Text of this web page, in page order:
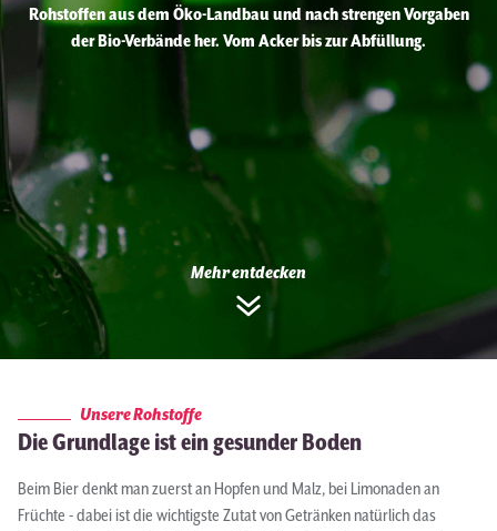
Rohstoffen aus dem Öko-Landbau und nach strengen Vorgaben
der Bio-Verbände her. Vom Acker bis zur Abfüllung.
Mehr entdecken
Unsere Rohstoffe
Die Grundlage ist ein gesunder Boden
Beim Bier denkt man zuerst an Hopfen und Malz, bei Limonaden an
Früchte - dabei ist die wichtigste Zutat von Getränken natürlich das